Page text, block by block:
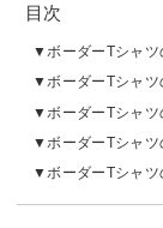
目次
ボーダーTシャ
ボーダーTシャツ
ボーダーTシャ
ボーダーTシャ
ボーダーTシャ